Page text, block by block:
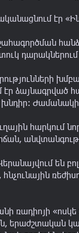
էր
ձայնագրված
Ժամանակի
հարկում
են
հնչունային
ռադիոյի
երաժշտական